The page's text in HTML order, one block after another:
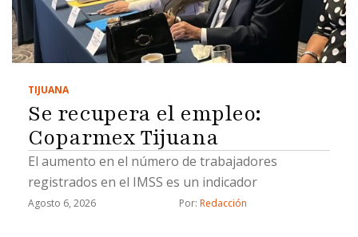
TIJUANA
Se recupera el empleo:
Coparmex Tijuana
El aumento en el número de trabajadores
registrados en el IMSS es un indicador
Agosto 6, 2026 Por: Redacción